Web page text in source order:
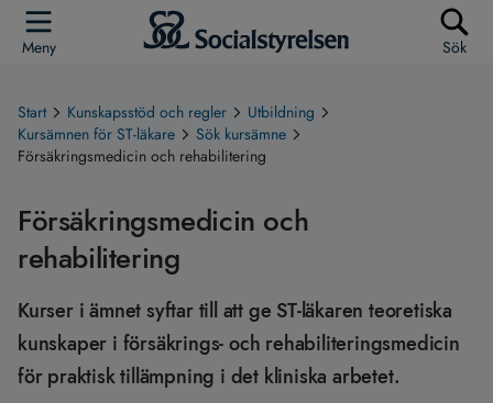
Meny Sök
Start Kunskapsstöd och regler
Utbildning
Kursämnen för ST-läkare
Sök kursämne
Försäkringsmedicin och rehabilitering
Försäkringsmedicin och
rehabilitering
Kurser i ämnet syftar till att ge ST-läkaren teoretiska
kunskaper i försäkrings- och rehabiliteringsmedicin
för praktisk tillämpning i det kliniska arbetet.